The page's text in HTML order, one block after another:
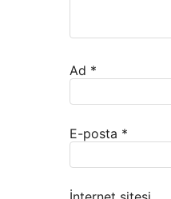
Ad *
E-posta *